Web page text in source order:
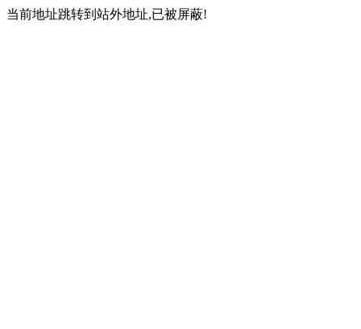
当前地址跳转到站外地址,已被屏蔽!